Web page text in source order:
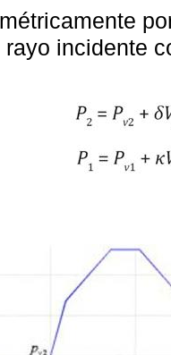
rayo incidente